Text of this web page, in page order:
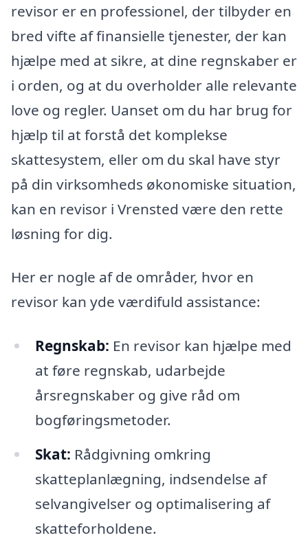
revisor er en professionel, der tilbyder en
bred vifte af finansielle tjenester, der kan
hjælpe med at sikre, at dine regnskaber er
i orden, og at du overholder alle relevante
love og regler. Uanset om du har brug for
hjælp til at forstå det komplekse
skattesystem, eller om du skal have styr
på din virksomheds økonomiske situation,
kan en revisor i Vrensted være den rette
løsning for dig.
Her er nogle af de områder, hvor en
revisor kan yde værdifuld assistance:
Regnskab: En revisor kan hjælpe med
at føre regnskab, udarbejde
årsregnskaber og give råd om
bogføringsmetoder.
Skat: Rådgivning omkring
skatteplanlægning, indsendelse af
selvangivelser og optimalisering af
skatteforholdene.